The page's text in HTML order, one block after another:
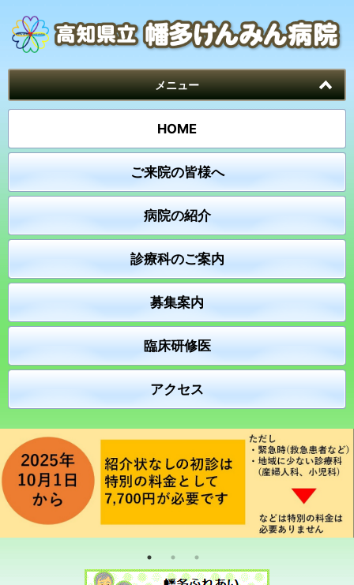
メニュー
HOME
ご来院の皆様へ
病院の紹介
診療科のご案内
募集案内
臨床研修医
アクセス